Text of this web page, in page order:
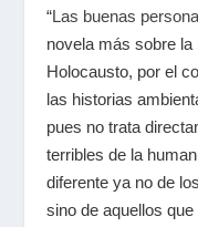
“Las buenas
novela más sobre
Holocausto, por el
las historias
pues no trata
terribles de la
diferente ya no de
sino de aquellos